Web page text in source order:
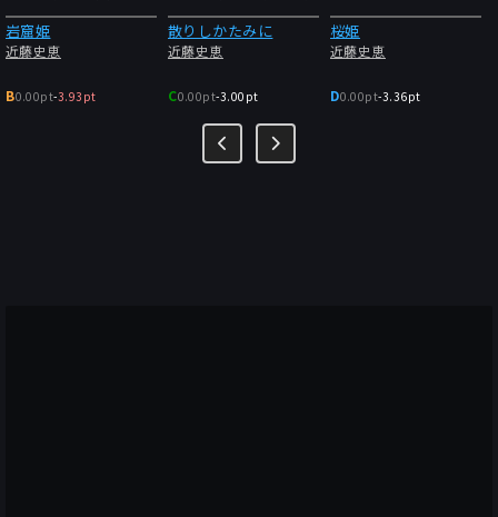
岩窟姫
近藤史恵
B0.00pt-3.93pt
散りしかたみに
近藤史恵
C0.00pt-3.00pt
桜姫
近藤史恵
D0.00pt-3.36pt